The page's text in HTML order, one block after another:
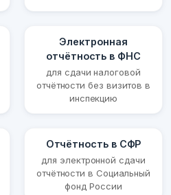
Электронная
отчётность в ФНС
для сдачи налоговой
отчётности без визитов в
инспекцию
Отчётность в СФР
для электронной сдачи
отчётности в Социальный
фонд России